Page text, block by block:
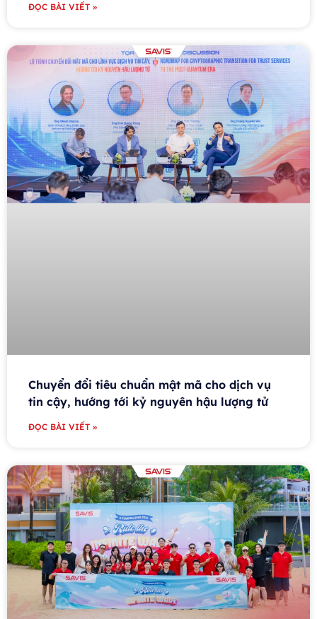
ĐỌC BÀI VIẾT »
Chuyển đổi tiêu chuẩn mật mã cho dịch vụ
tin cậy, hướng tới kỷ nguyên hậu lượng tử
ĐỌC BÀI VIẾT »